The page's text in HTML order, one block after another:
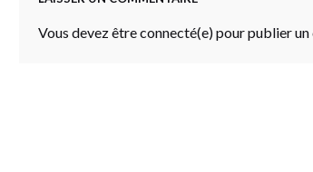
Vous devez être connecté(e) pour publier